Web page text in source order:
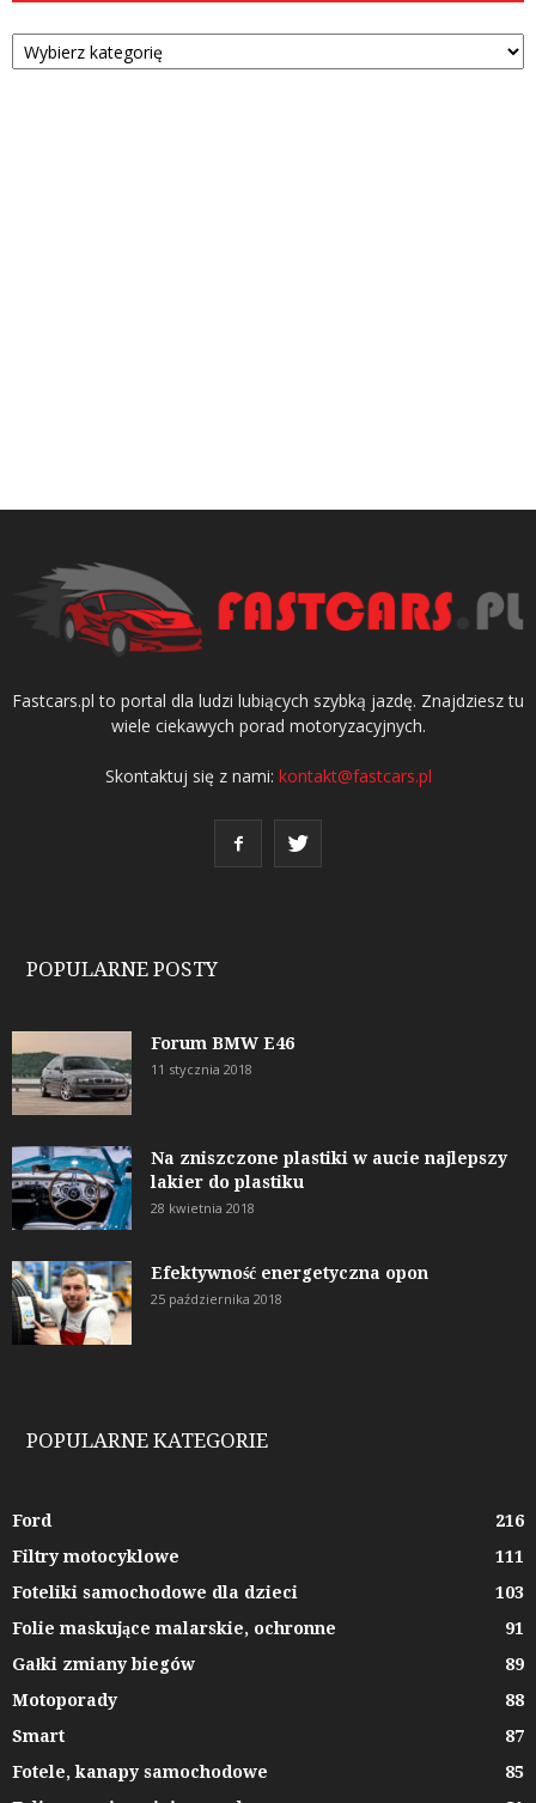
Kategorie
Fastcars.pl to portal dla ludzi lubiących szybką jazdę. Znajdziesz tu
wiele ciekawych porad motoryzacyjnych.
Skontaktuj się z nami: kontakt@fastcars.pl
POPULARNE POSTY
Forum BMW E46
11 stycznia 2018
Na zniszczone plastiki w aucie najlepszy
lakier do plastiku
28 kwietnia 2018
Efektywność energetyczna opon
25 października 2018
POPULARNE KATEGORIE
Ford
216
Filtry motocyklowe
111
Foteliki samochodowe dla dzieci
103
Folie maskujące malarskie, ochronne
91
Gałki zmiany biegów
89
Motoporady
88
Smart
87
Fotele, kanapy samochodowe
85